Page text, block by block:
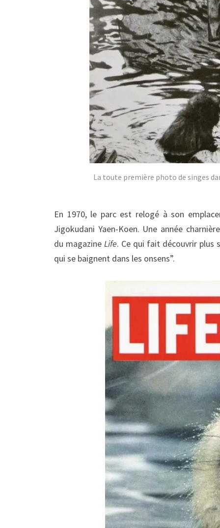
La toute première photo de singes
En 1970, le parc est relogé à son
Jigokudani Yaen-Koen. Une année
du magazine Life. Ce qui fait découvrir plus
qui se baignent dans les onsens”.